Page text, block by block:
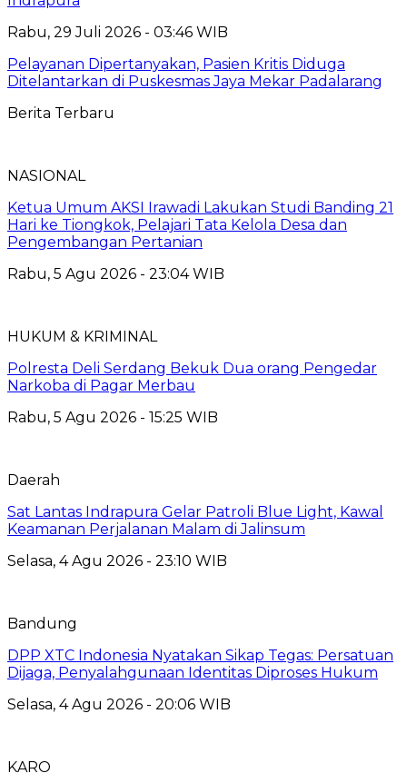
Rabu, 29 Juli 2026 - 03:46 WIB
Pelayanan Dipertanyakan, Pasien Kritis Diduga
Ditelantarkan di Puskesmas Jaya Mekar Padalarang
Berita Terbaru
NASIONAL
Ketua Umum AKSI Irawadi Lakukan Studi Banding 21
Hari ke Tiongkok, Pelajari Tata Kelola Desa dan
Pengembangan Pertanian
Rabu, 5 Agu 2026 - 23:04 WIB
HUKUM & KRIMINAL
Polresta Deli Serdang Bekuk Dua orang Pengedar
Narkoba di Pagar Merbau
Rabu, 5 Agu 2026 - 15:25 WIB
Daerah
Sat Lantas Indrapura Gelar Patroli Blue Light, Kawal
Keamanan Perjalanan Malam di Jalinsum
Selasa, 4 Agu 2026 - 23:10 WIB
Bandung
DPP XTC Indonesia Nyatakan Sikap Tegas: Persatuan
Dijaga, Penyalahgunaan Identitas Diproses Hukum
Selasa, 4 Agu 2026 - 20:06 WIB
KARO